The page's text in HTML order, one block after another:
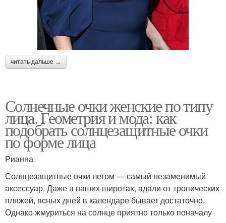
читать дальше →
Солнечные очки женские по типу
лица. Геометрия и мода: как
подобрать солнцезащитные очки
по форме лица
Рианна
Солнцезащитные очки летом — самый незаменимый
аксессуар. Даже в наших широтах, вдали от тропических
пляжей, ясных дней в календаре бывает достаточно.
Однако жмуриться на солнце приятно только поначалу